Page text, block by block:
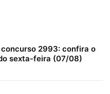
concurso 2993: confira o
sexta-feira (07/08)